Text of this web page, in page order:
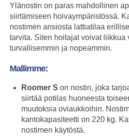
Ylänostin on paras mahdollinen
siirtämiseen hoivaympäristössä.
nostimen ansiosta lattiatilaa
tarvita. Siten hoitajat voivat liikkua
turvallisemmin ja nopeammin.
Mallimme:
Roomer S on nostin, joka
siirtää potilas huoneesta
muutoksia oviaukkoihin.
kantokapasiteetti on 220 kg.
nostimen käytöstä.